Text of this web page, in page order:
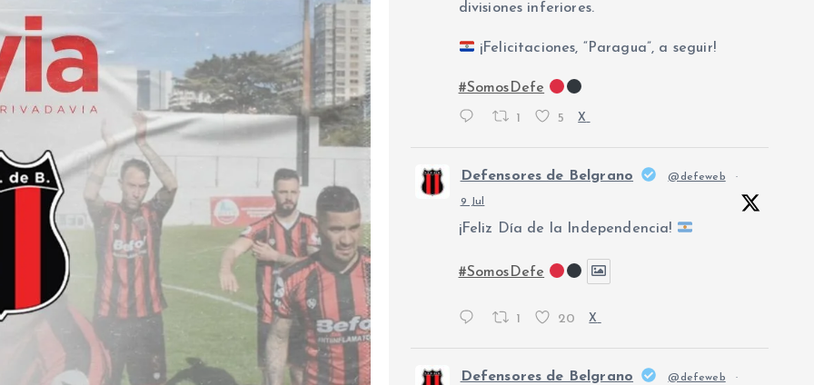
divisiones inferiores.
¡Felicitaciones, “Paragua”, a seguir!
#SomosDefe
1 5 X
Defensores de Belgrano @defeweb ·
9 Jul
¡Feliz Día de la Independencia!
#SomosDefe
1 20 X
Defensores de Belgrano @defeweb ·